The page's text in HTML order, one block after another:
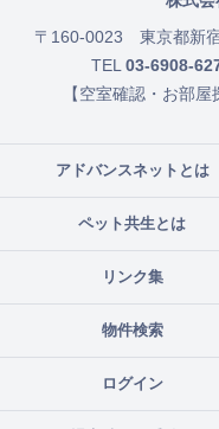
アドバンスネットとは
ペット共生とは
リンク集
物件検索
ログイン
〒160-0023 東京都新
TEL 03-6908-
【空室確認・お部屋